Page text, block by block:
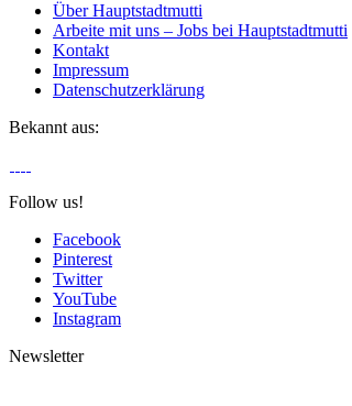
Über Hauptstadtmutti
Arbeite mit uns – Jobs bei Hauptstadtmutti
Kontakt
Impressum
Datenschutzerklärung
Bekannt aus:
Follow us!
Facebook
Pinterest
Twitter
YouTube
Instagram
Newsletter